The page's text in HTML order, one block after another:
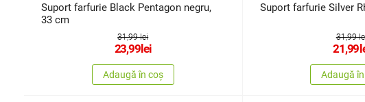
Suport farfurie Black Pentagon negru,
33 cm
31,99 lei
23,99lei
Adaugă în coș
Suport farfurie Silver
31,99
21,99
Adaugă